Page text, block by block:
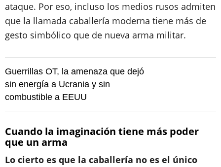
ataque. Por eso, incluso los medios rusos admiten
que la llamada caballería moderna tiene más de
gesto simbólico que de nueva arma militar.
Guerrillas OT, la amenaza que dejó
sin energía a Ucrania y sin
combustible a EEUU
Cuando la imaginación tiene más poder
que un arma
Lo cierto es que la caballería no es el único